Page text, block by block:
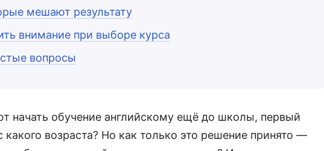
мешают результату
внимание при выборе курса
вопросы
начать обучение английскому ещё до школы, первый
возраста? Но как только это решение принято —